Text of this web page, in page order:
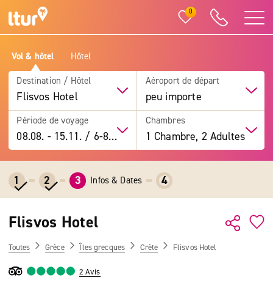
0
Vol & hôtel Hôtel
Destination / Hôtel
Flisvos Hotel
Aéroport de départ
peu importe
Période de voyage
08.08. -15.11. / 6-8 jours
Chambres
1 Chambre, 2 Adultes
1 2 3 Infos & Dates 4
Flisvos Hotel
Toutes Grèce Îles grecques Crète Flisvos Hotel
2 Avis